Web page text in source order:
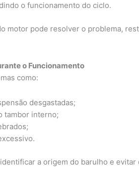
o funcionamento do ciclo.
motor pode resolver o problema,
o Funcionamento
como:
desgastadas;
tambor interno;
a origem do barulho e evitar